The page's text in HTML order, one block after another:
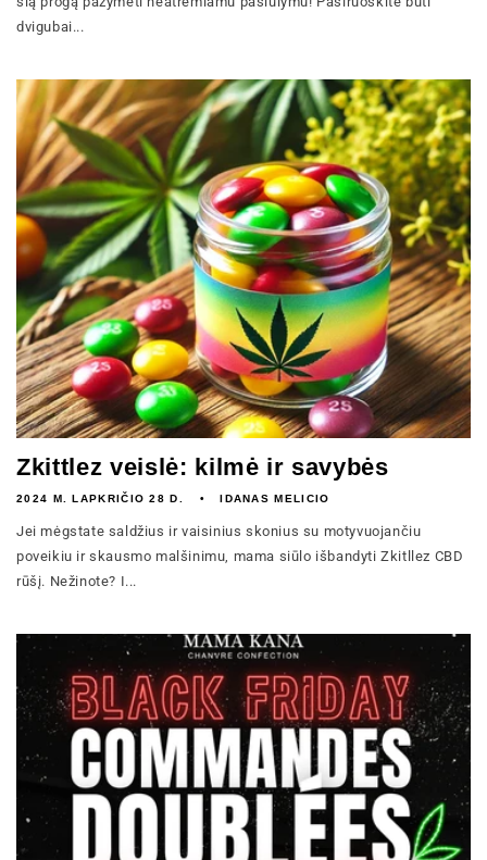
dvigubai...
Zkittlez veislė: kilmė ir savybės
2024 M. LAPKRIČIO 28 D. IDANAS MELICIO
Jei mėgstate saldžius ir vaisinius skonius su motyvuojančiu
poveikiu ir skausmo malšinimu, mama siūlo išbandyti Zkitllez CBD
rūšį. Nežinote? I...